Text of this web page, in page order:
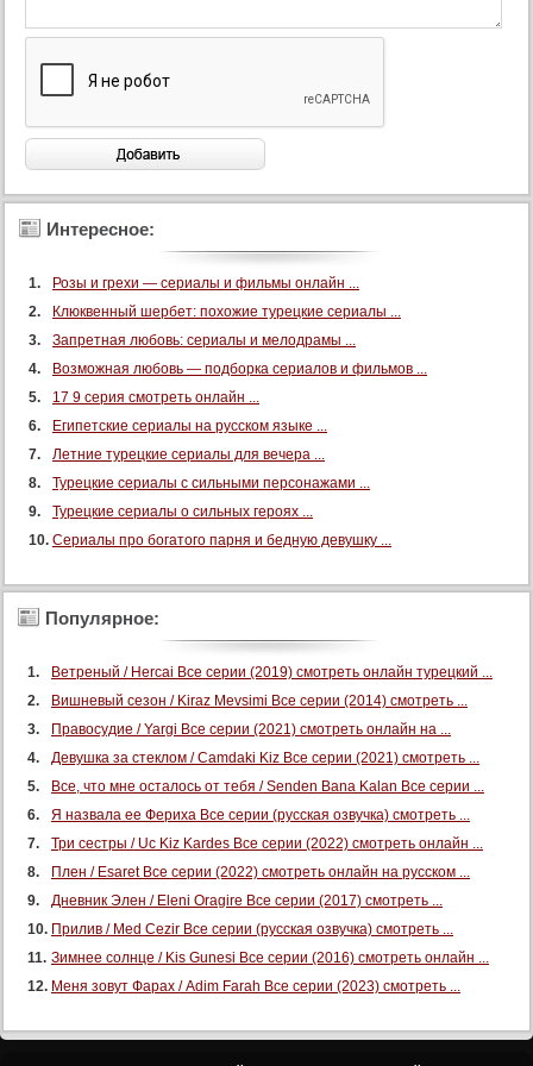
58 серия
59 серия
60 серия
61 серия
63 серия
64 серия
66 серия
68 серия
69 серия
70 серия
71 серия
72 серия
75 серия
76 серия
78 серия
79 серия
80 серия
81 серия
84 серия
85 серия
86 серия
87 серия
88 серия
Интересное:
Розы и грехи — сериалы и фильмы онлайн ...
Клюквенный шербет: похожие турецкие сериалы ...
Запретная любовь: сериалы и мелодрамы ...
Возможная любовь — подборка сериалов и фильмов ...
17 9 серия смотреть онлайн ...
Египетские сериалы на русском языке ...
Летние турецкие сериалы для вечера ...
Турецкие сериалы с сильными персонажами ...
Турецкие сериалы о сильных героях ...
Сериалы про богатого парня и бедную девушку ...
Популярное:
Ветреный / Hercai Все серии (2019) смотреть онлайн турецкий ...
Вишневый сезон / Kiraz Mevsimi Все серии (2014) смотреть ...
Правосудие / Yargi Все серии (2021) смотреть онлайн на ...
Девушка за стеклом / Camdaki Kiz Все серии (2021) смотреть ...
Все, что мне осталось от тебя / Senden Bana Kalan Все серии ...
Я назвала ее Фериха Все серии (русская озвучка) смотреть ...
Три сестры / Uc Kiz Kardes Все серии (2022) смотреть онлайн ...
Плен / Esaret Все серии (2022) смотреть онлайн на русском ...
Дневник Элен / Eleni Oragire Все серии (2017) смотреть ...
Прилив / Med Cezir Все серии (русская озвучка) смотреть ...
Зимнее солнце / Kis Gunesi Все серии (2016) смотреть онлайн ...
Меня зовут Фарах / Adim Farah Все серии (2023) смотреть ...